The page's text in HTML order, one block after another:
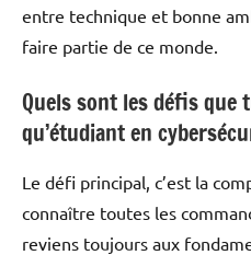
entre technique et bonne
faire partie de ce monde.
Quels sont les défis
qu’étudiant en
Le défi principal, c’est la
connaître toutes les
reviens toujours aux